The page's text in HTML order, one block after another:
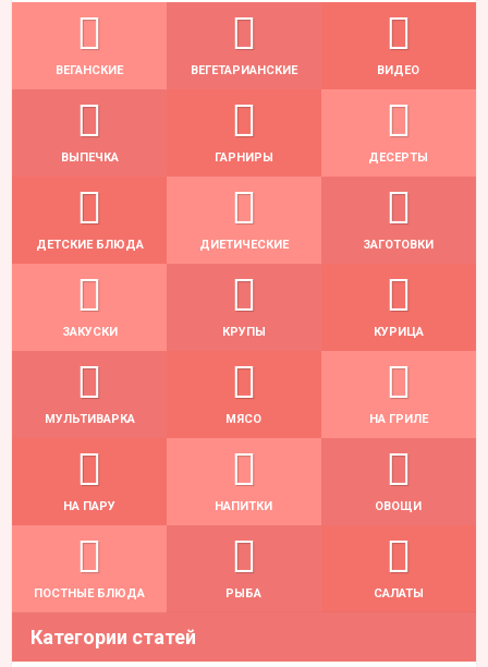
ВЕГАНСКИЕ ВЕГЕТАРИАНСКИЕ ВИДЕО
ВЫПЕЧКА ГАРНИРЫ ДЕСЕРТЫ
ДЕТСКИЕ БЛЮДА ДИЕТИЧЕСКИЕ ЗАГОТОВКИ
ЗАКУСКИ КРУПЫ КУРИЦА
МУЛЬТИВАРКА МЯСО НА ГРИЛЕ
НА ПАРУ НАПИТКИ ОВОЩИ
ПОСТНЫЕ БЛЮДА РЫБА САЛАТЫ
Категории статей